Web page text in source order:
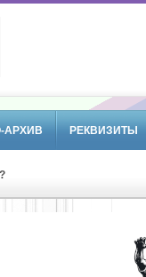
АРХИВ РЕКВИЗИТЫ